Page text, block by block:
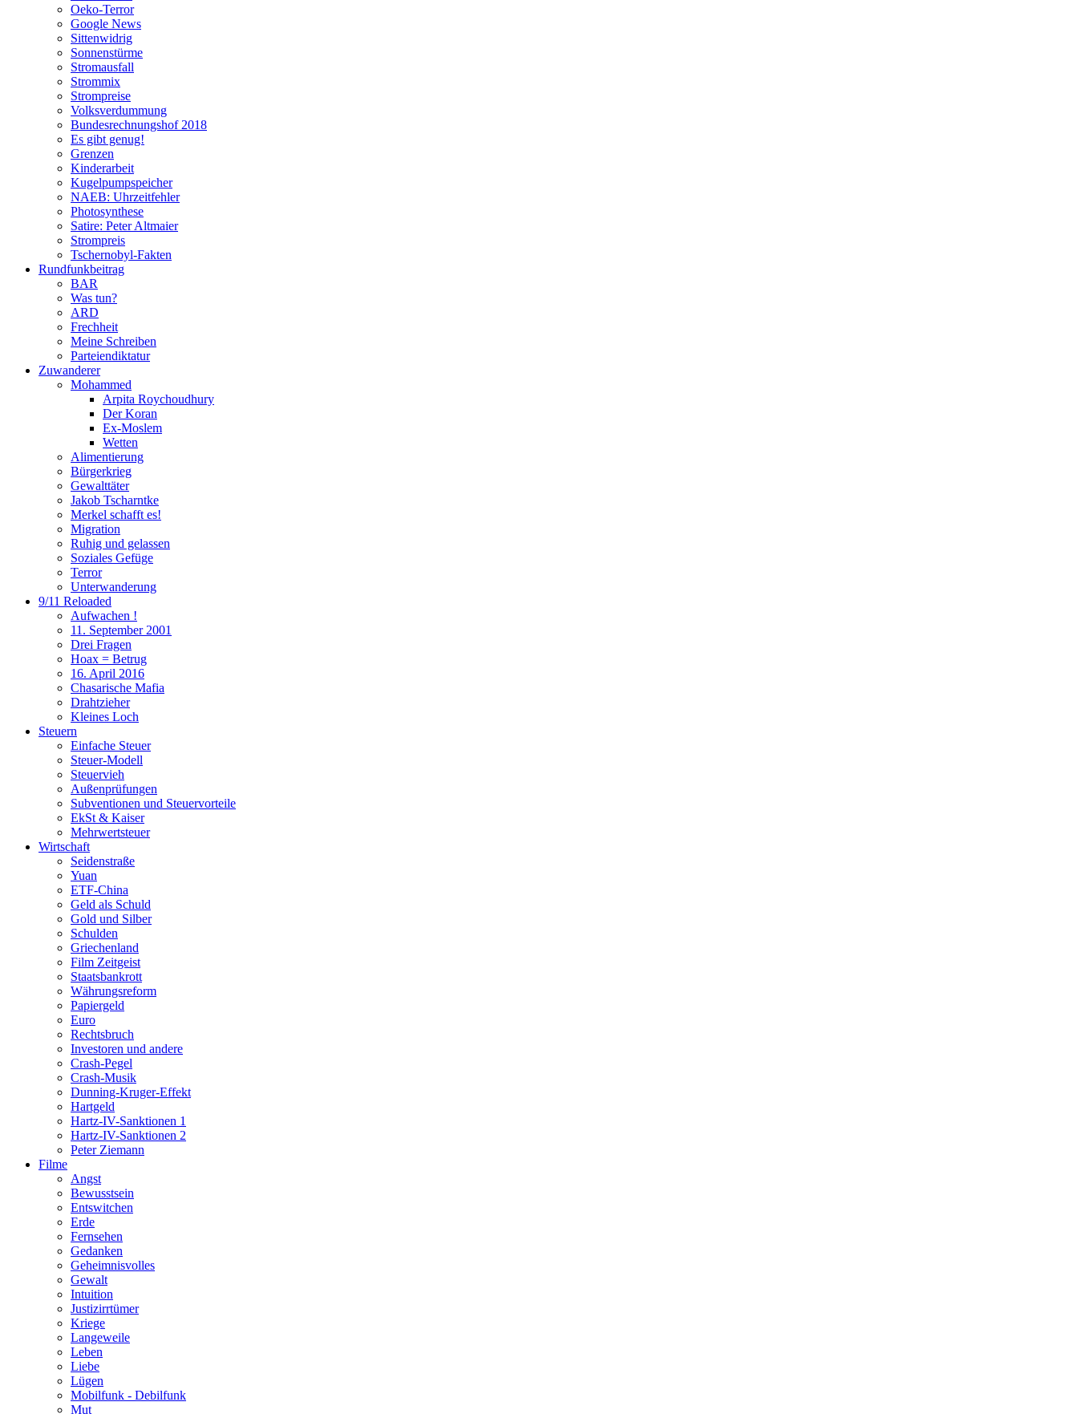
Oeko-Terror
Google News
Sittenwidrig
Sonnenstürme
Stromausfall
Strommix
Strompreise
Volksverdummung
Bundesrechnungshof 2018
Es gibt genug!
Grenzen
Kinderarbeit
Kugelpumpspeicher
NAEB: Uhrzeitfehler
Photosynthese
Satire: Peter Altmaier
Strompreis
Tschernobyl-Fakten
Rundfunkbeitrag
BAR
Was tun?
ARD
Frechheit
Meine Schreiben
Parteiendiktatur
Zuwanderer
Mohammed
Arpita Roychoudhury
Der Koran
Ex-Moslem
Wetten
Alimentierung
Bürgerkrieg
Gewalttäter
Jakob Tscharntke
Merkel schafft es!
Migration
Ruhig und gelassen
Soziales Gefüge
Terror
Unterwanderung
9/11 Reloaded
Aufwachen !
11. September 2001
Drei Fragen
Hoax = Betrug
16. April 2016
Chasarische Mafia
Drahtzieher
Kleines Loch
Steuern
Einfache Steuer
Steuer-Modell
Steuervieh
Außenprüfungen
Subventionen und Steuervorteile
EkSt & Kaiser
Mehrwertsteuer
Wirtschaft
Seidenstraße
Yuan
ETF-China
Geld als Schuld
Gold und Silber
Schulden
Griechenland
Film Zeitgeist
Staatsbankrott
Währungsreform
Papiergeld
Euro
Rechtsbruch
Investoren und andere
Crash-Pegel
Crash-Musik
Dunning-Kruger-Effekt
Hartgeld
Hartz-IV-Sanktionen 1
Hartz-IV-Sanktionen 2
Peter Ziemann
Filme
Angst
Bewusstsein
Entswitchen
Erde
Fernsehen
Gedanken
Geheimnisvolles
Gewalt
Intuition
Justizirrtümer
Kriege
Langeweile
Leben
Liebe
Lügen
Mobilfunk - Debilfunk
Mut